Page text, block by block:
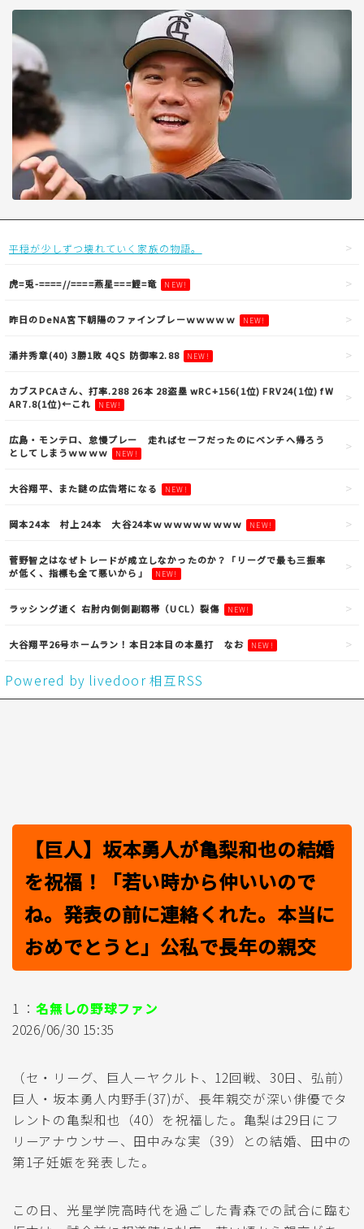
平穏が少しずつ壊れていく家族の物語。
虎=兎-====//====燕星===鯉=竜 NEW!
昨日のDeNA宮下朝陽のファインプレーｗｗｗｗｗ NEW!
涌井秀章(40) 3勝1敗 4QS 防御率2.88 NEW!
カブスPCAさん、打率.288 26本 28盗塁 wRC+156(1位) FRV24(1位) fW
AR7.8(1位)←これ
NEW!
広島・モンテロ、怠慢プレー 走ればセーフだったのにベンチへ帰ろう
としてしまうｗｗｗｗ
NEW!
大谷翔平、また謎の広告塔になる NEW!
岡本24本 村上24本 大谷24本ｗｗｗｗｗｗｗｗｗ NEW!
菅野智之はなぜトレードが成立しなかったのか？「リーグで最も三振率
が低く、指標も全て悪いから」
NEW!
ラッシング逝く 右肘内側側副靱帯（UCL）裂傷 NEW!
大谷翔平26号ホームラン！本日2本目の本塁打 なお NEW!
Powered by livedoor 相互RSS
【巨人】坂本勇人が亀梨和也の結婚
を祝福！「若い時から仲いいので
ね。発表の前に連絡くれた。本当に
おめでとうと」公私で長年の親交
1 ：名無しの野球ファン
2026/06/30 15:35
（セ・リーグ、巨人ーヤクルト、12回戦、30日、弘前）
巨人・坂本勇人内野手(37)が、長年親交が深い俳優でタ
レントの亀梨和也（40）を祝福した。亀梨は29日にフ
リーアナウンサー、田中みな実（39）との結婚、田中の
第1子妊娠を発表した。
この日、光星学院高時代を過ごした青森での試合に臨む